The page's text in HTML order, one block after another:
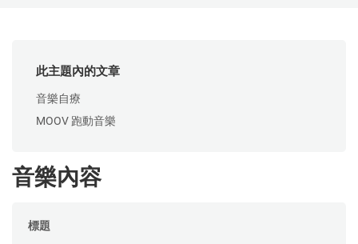
此主題內的文章
音樂自療
MOOV 跑動音樂
音樂內容
標題